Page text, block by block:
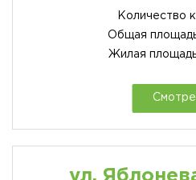
Количество
Общая
Жилая
ул.